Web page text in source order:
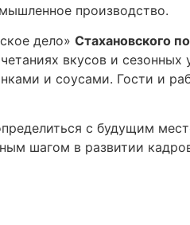
производство.
дело» Стахановского
вкусов и
и соусами. Гости и
с будущим
шагом в развитии